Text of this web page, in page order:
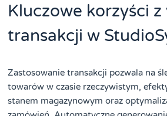
Kluczowe korzyści
transakcji w
Zastosowanie transakcji pozwala na
towarów w czasie rzeczywistym,
stanem magazynowym oraz